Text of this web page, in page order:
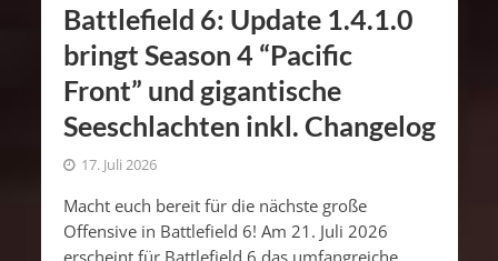
Battlefield 6: Update 1.4.1.0
bringt Season 4 “Pacific
Front” und gigantische
Seeschlachten inkl. Changelog
17. Juli 2026
Macht euch bereit für die nächste große
Offensive in Battlefield 6! Am 21. Juli 2026
erscheint für Battlefield 6 das umfangreiche